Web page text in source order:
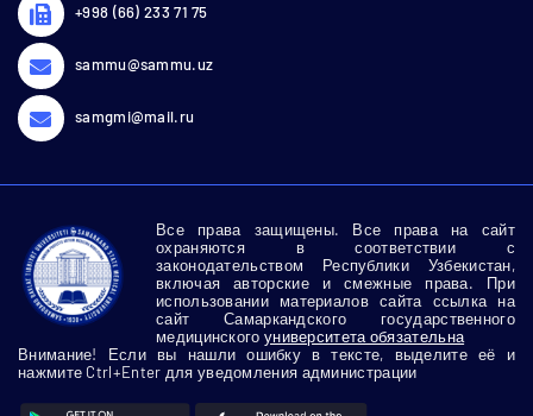
+998 (66) 233 71 75
sammu@sammu.uz
samgmi@mail.ru
Все права защищены. Все права на сайт
охраняются в соответствии с
законодательством Республики Узбекистан,
включая авторские и смежные права. При
использовании материалов сайта ссылка на
сайт Самаркандского государственного
медицинского университета обязательна
Внимание! Если вы нашли ошибку в тексте, выделите её и
нажмите Ctrl+Enter для уведомления администрации